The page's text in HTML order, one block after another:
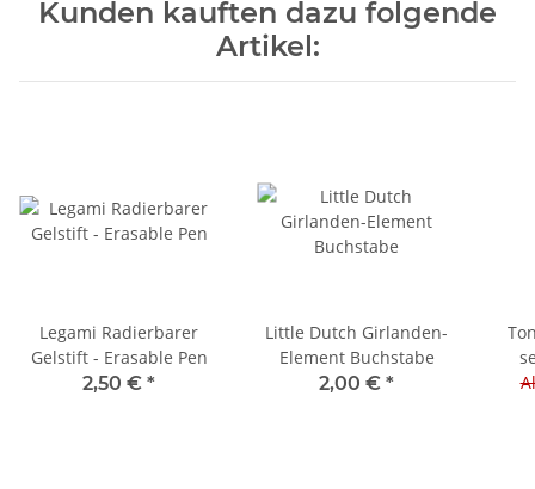
Kunden kauften dazu folgende
Artikel:
Legami Radierbarer
Gelstift - Erasable Pen
2,50 € *
Little Dutch Girlanden-
Element Buchstabe
2,00 € *